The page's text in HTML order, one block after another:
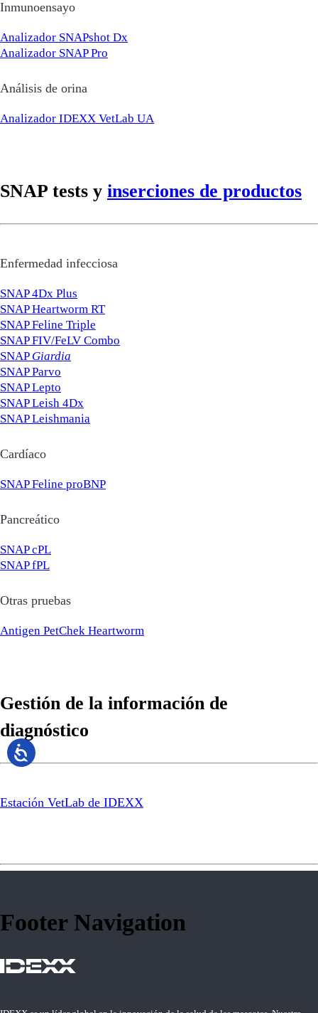
Inmunoensayo
Analizador SNAPshot Dx
Analizador SNAP Pro
Análisis de orina
Analizador IDEXX VetLab UA
SNAP tests y inserciones de productos
Enfermedad infecciosa
SNAP 4Dx Plus
SNAP Heartworm RT
SNAP Feline Triple
SNAP FIV/FeLV Combo
SNAP Giardia
SNAP Parvo
SNAP Lepto
SNAP Leish 4Dx
SNAP Leishmania
Cardíaco
SNAP Feline proBNP
Pancreático
SNAP cPL
SNAP fPL
Otras pruebas
Antigen PetChek Heartworm
Gestión de la información de
diagnóstico
Estación VetLab de IDEXX
Footer Navigation